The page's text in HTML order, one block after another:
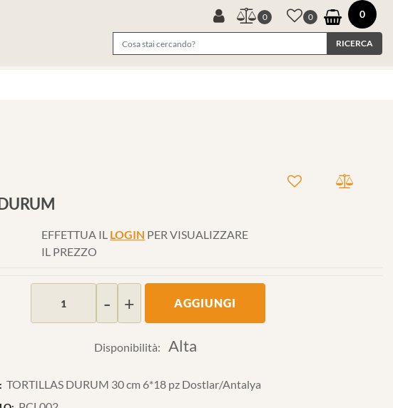
0 0 0
EFFETTUA IL LOGIN PER VISUALIZZARE
IL PREZZO
AGGIUNGI
Disponibilità: Alta
TORTILLAS DURUM 30 cm 6*18 pz Dostlar/Antalya